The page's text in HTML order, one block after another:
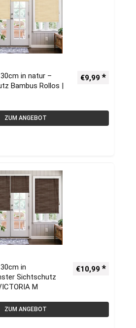
in natur –
Bambus Rollos |
€9,99
ZUM ANGEBOT
in
Sichtschutz
M
€10,99
ZUM ANGEBOT